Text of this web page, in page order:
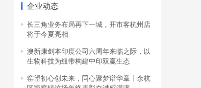
企业动态
长三角业务布局再下一城，开市客杭州店
将于今夏亮相
澳新康剑本印度公司六周年来临之际，以
生物科技为纽带构建中印双赢生态
窑望初心创未来，同心聚梦谱华章丨余杭